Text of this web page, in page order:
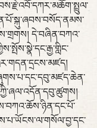
དེ་བཞིན་བཀའ་